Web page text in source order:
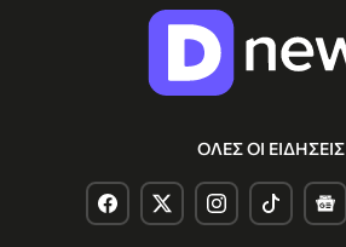
ΟΛΕΣ ΟΙ ΕΙΔΗΣΕΙΣ